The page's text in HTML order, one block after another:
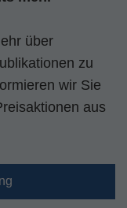
über
zu
wir Sie
aus